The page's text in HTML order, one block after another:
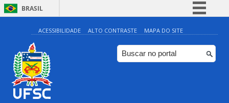
BRASIL
Simplifique!
Comunica BR
Participe
ACESSIBILIDADE ALTO CONTRASTE MAPA DO SITE